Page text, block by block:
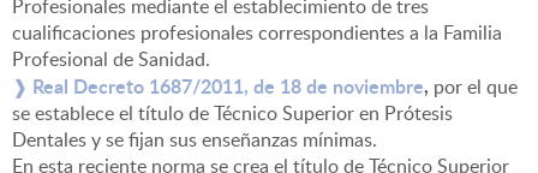
Profesionales mediante el establecimiento de tres
cualificaciones profesionales correspondientes a la Familia
Profesional de Sanidad.
❱ Real Decreto 1687/2011, de 18 de noviembre, por el que
se establece el título de Técnico Superior en Prótesis
Dentales y se fijan sus enseñanzas mínimas.
En esta reciente norma se crea el título de Técnico Superior